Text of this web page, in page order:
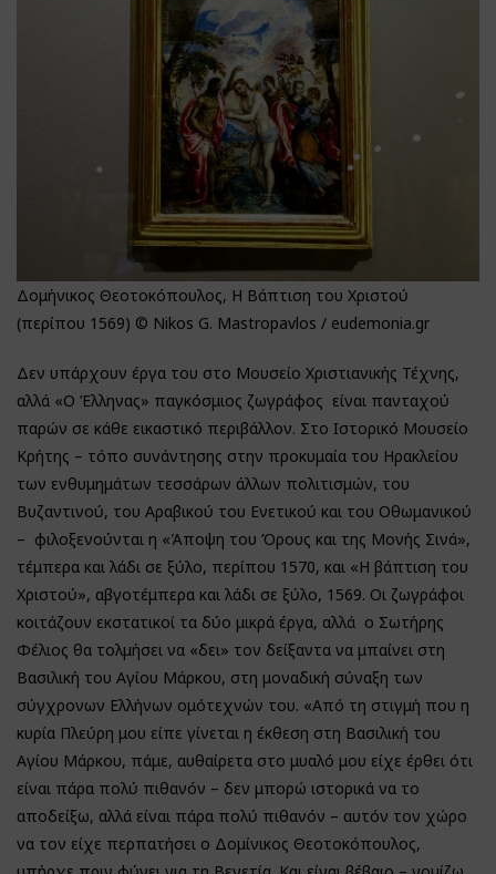
Δομήνικος Θεοτοκόπουλος, Η Βάπτιση του Χριστού
(περίπου 1569) © Nikos G. Mastropavlos / eudemonia.gr
Δεν υπάρχουν έργα του στο Μουσείο Χριστιανικής Τέχνης,
αλλά «Ο Έλληνας» παγκόσμιος ζωγράφος είναι πανταχού
παρών σε κάθε εικαστικό περιβάλλον. Στο Ιστορικό Μουσείο
Κρήτης – τόπο συνάντησης στην προκυμαία του Ηρακλείου
των ενθυμημάτων τεσσάρων άλλων πολιτισμών, του
Βυζαντινού, του Αραβικού του Ενετικού και του Οθωμανικού
– φιλοξενούνται η «Άποψη του Όρους και της Μονής Σινά»,
τέμπερα και λάδι σε ξύλο, περίπου 1570, και «Η βάπτιση του
Χριστού», αβγοτέμπερα και λάδι σε ξύλο, 1569. Οι ζωγράφοι
κοιτάζουν εκστατικοί τα δύο μικρά έργα, αλλά ο Σωτήρης
Φέλιος θα τολμήσει να «δει» τον δείξαντα να μπαίνει στη
Βασιλική του Αγίου Μάρκου, στη μοναδική σύναξη των
σύγχρονων Ελλήνων ομότεχνών του. «Από τη στιγμή που η
κυρία Πλεύρη μου είπε γίνεται η έκθεση στη Βασιλική του
Αγίου Μάρκου, πάμε, αυθαίρετα στο μυαλό μου είχε έρθει ότι
είναι πάρα πολύ πιθανόν – δεν μπορώ ιστορικά να το
αποδείξω, αλλά είναι πάρα πολύ πιθανόν – αυτόν τον χώρο
να τον είχε περπατήσει ο Δομίνικος Θεοτοκόπουλος,